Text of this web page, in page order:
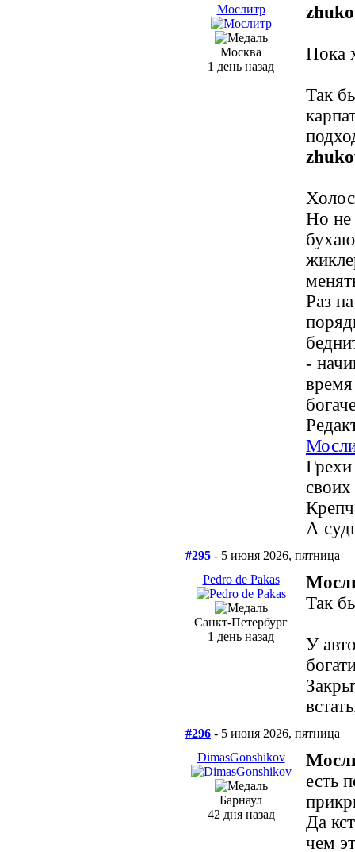
Мослитр
Москва
1 день назад
Пока
Так
Но не
Раз
-
Грехи
А
#295 - 5 июня 2026, пятница
Pedro de Pakas
Санкт-Петербург
1 день назад
Так
У
#296 - 5 июня 2026, пятница
DimasGonshikov
Барнаул
42 дня назад
есть
Да
чем